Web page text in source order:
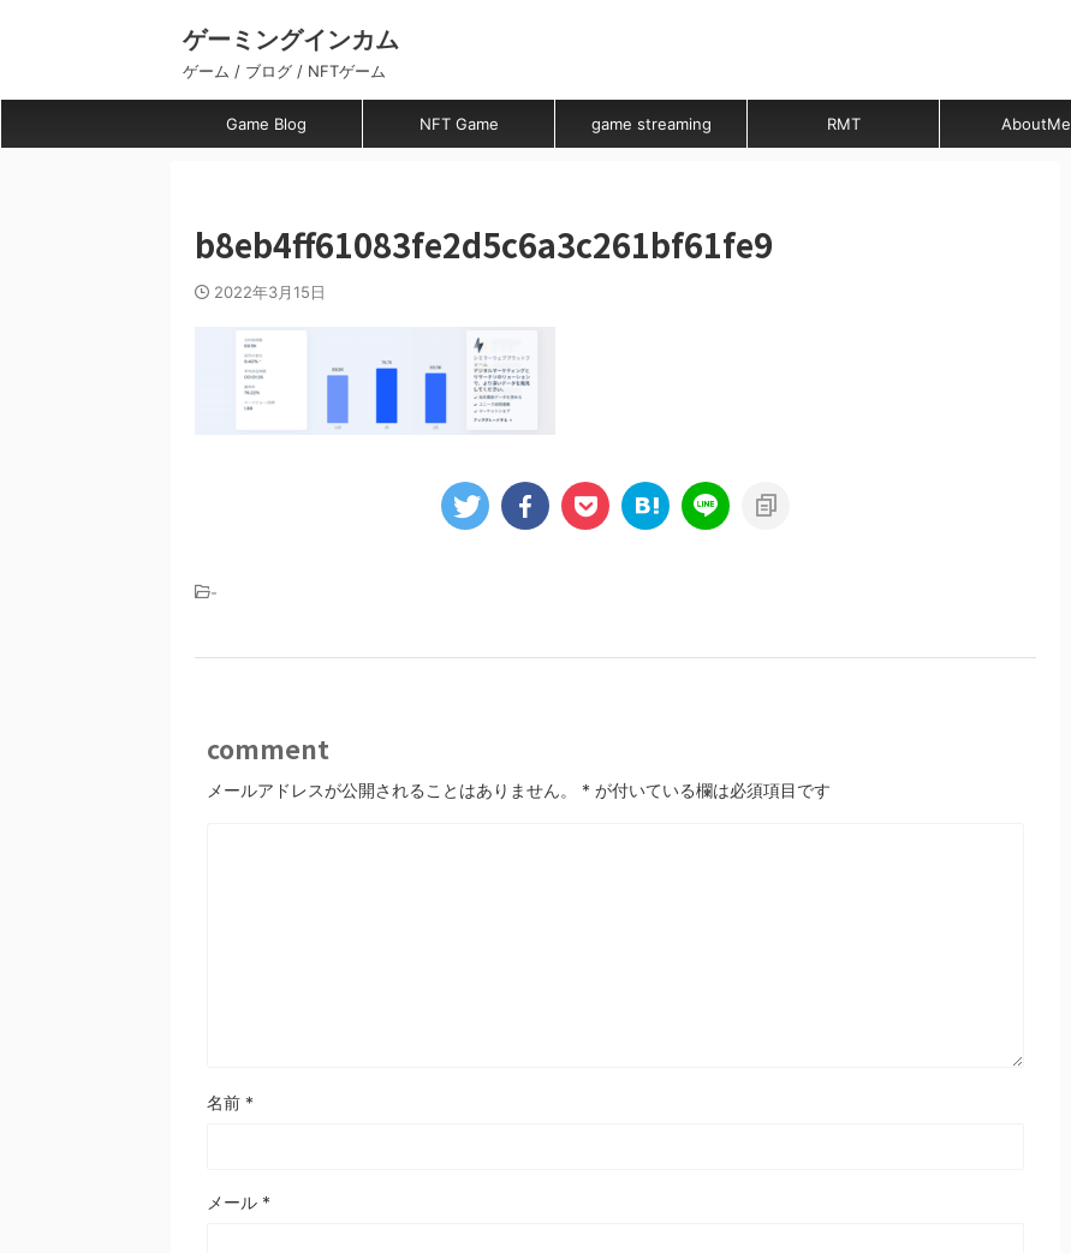
ゲーミングインカム
ゲーム / ブログ / NFTゲーム
Game Blog NFT Game game streaming RMT AboutMe
b8eb4ff61083fe2d5c6a3c261bf61fe9
2022年3月15日
-
comment
メールアドレスが公開されることはありません。 * が付いている欄は必須項目です
名前 *
メール *